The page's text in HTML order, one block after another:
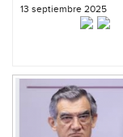
13 septiembre 2025